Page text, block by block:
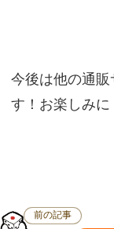
今後は他の通
す！お楽しみに
前の記事